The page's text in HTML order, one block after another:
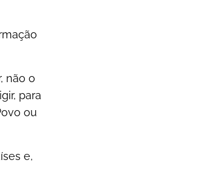
não o
para
ou
e,